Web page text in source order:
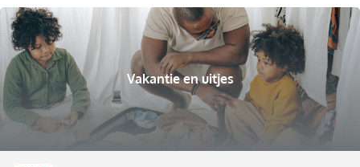
Vakantie en uitjes